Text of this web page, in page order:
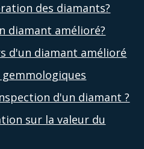
des diamants?
diamant amélioré?
d'un diamant amélioré
d'un diamant ?
sur la valeur du